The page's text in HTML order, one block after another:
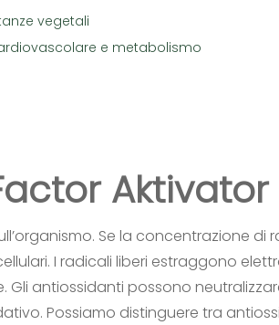
vegetali
e metabolismo
Aktivator
Se la concentrazione di
I radicali liberi estraggono
Gli antiossidanti possono
Possiamo distinguere tra